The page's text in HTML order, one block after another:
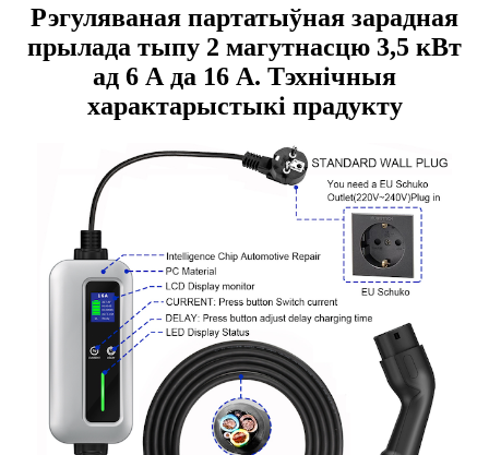
Рэгуляваная партатыўная зарадная
прылада тыпу 2 магутнасцю 3,5 кВт
ад 6 А да 16 А. Тэхнічныя
характарыстыкі прадукту